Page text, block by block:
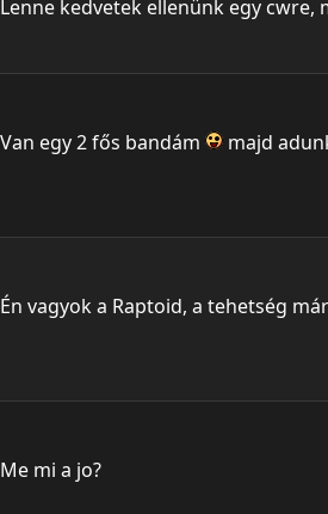
Lenne kedvetek ellenünk egy
Van egy 2 fős bandám majd
Én vagyok a Raptoid, a tehetség
Me mi a jo?